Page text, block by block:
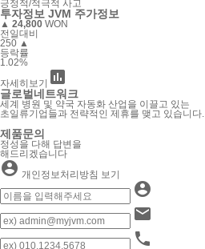
긍정적/적극적 사고
투자정보 JVM 주가정보
▲ 24,800 WON
전일대비
250 ▲
등락률
1.02%
자세히보기 
글로벌 네트워크
세계 병원 및 약국 자동화 산업을 이끌고 있는
초일류기업들과 전략적인 제휴를 맺고 있습니다.
제품문의
정성을 다해 답변을
해드리겠습니다
 개인정보처리방침 보기


